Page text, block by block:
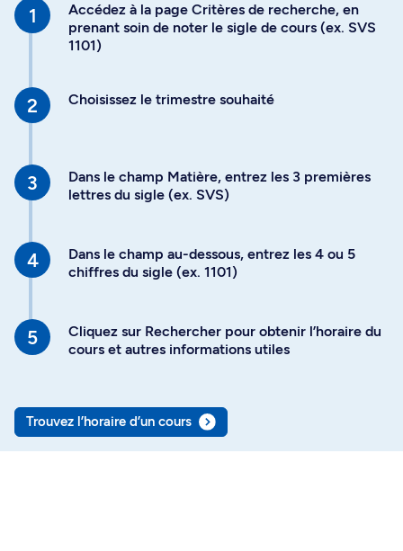
Accédez à la page Critères de recherche, en
prenant soin de noter le sigle de cours (ex. SVS
1101)
Choisissez le trimestre souhaité
Dans le champ Matière, entrez les 3 premières
lettres du sigle (ex. SVS)
Dans le champ au-dessous, entrez les 4 ou 5
chiffres du sigle (ex. 1101)
Cliquez sur Rechercher pour obtenir l’horaire du
cours et autres informations utiles
Trouvez l’horaire d’un cours